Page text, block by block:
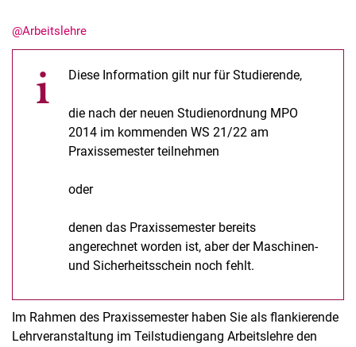
Stellenangebote
@Arbeitslehre
Diese Information gilt nur für Studierende,
die nach der neuen Studienordnung MPO
2014 im kommenden WS 21/22 am
Praxissemester teilnehmen
oder
denen das Praxissemester bereits
angerechnet worden ist, aber der Maschinen-
und Sicherheitsschein noch fehlt.
Im Rahmen des Praxissemester haben Sie als flankierende
Lehrveranstaltung im Teilstudiengang Arbeitslehre den